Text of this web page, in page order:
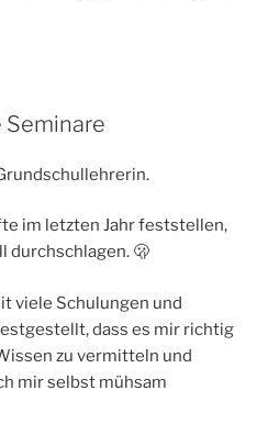
Seminare
im letzten Jahr feststellen,
durchschlagen. 🫢
viele Schulungen und
dass es mir richtig
zu vermitteln und
mir selbst mühsam